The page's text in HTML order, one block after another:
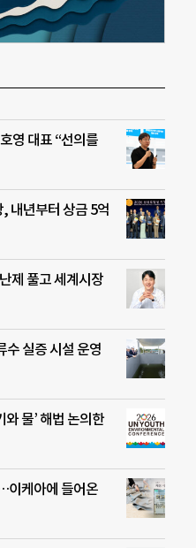
영 대표 “선의를
내년부터 상금 5억
제 풀고 세계시장
실증 시설 운영
물’ 해법 논의한
이케아에 들어온